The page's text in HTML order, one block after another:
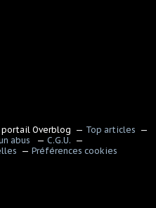
portail Overblog
Top articles
abus
C.G.U.
Préférences cookies